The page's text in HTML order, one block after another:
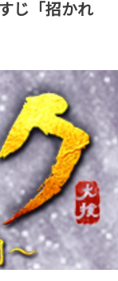
じ「招かれ